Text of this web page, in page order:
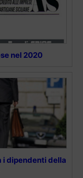
nel 2020
i dipendenti della